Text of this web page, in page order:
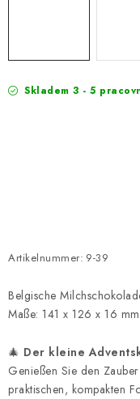
Skladem 3 - 5
Artikelnummer: 9-39
Belgische
Maße: 141 x 126 x 16 mm
🎄 Der kleine
Genießen Sie den
praktischen, kompakten